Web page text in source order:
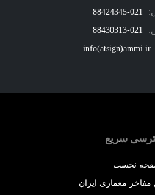
سریع
معماری ایران